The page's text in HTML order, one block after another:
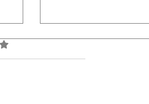
うち0と評価されています